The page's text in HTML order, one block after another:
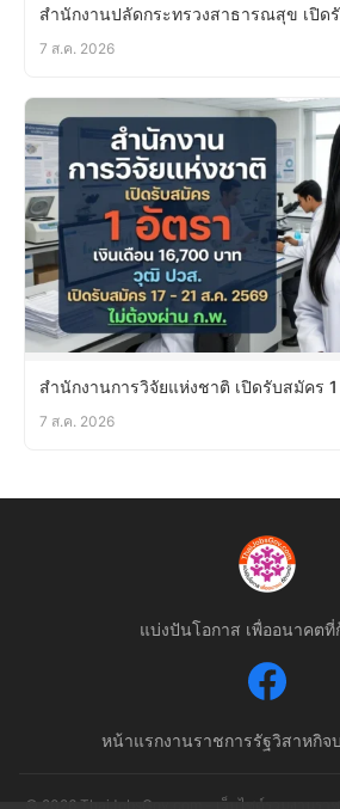
สำนักงานปลัดกระทรวงสาธารณสุข เปิด
7 ส.ค. 2026
สำนักงานการวิจัยแห่งชาติ เปิดรับสมัคร
7 ส.ค. 2026
แบ่งปันโอกาส เพื่ออนาคตที่
หน้าแรกงานราชการรัฐวิสาหกิจ
© 2026 ThaiJobsGov.com - เว็บไซต์รวมงานราช